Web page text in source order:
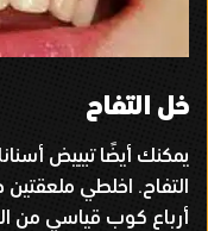
خل التفاح
يمكنك أيضًا تبييض
التفاح. اخلطي ملعقتين
أرباع كوب قياسي من